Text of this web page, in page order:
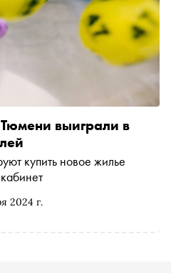
2024 г.
выиграли в
купить новое жилье